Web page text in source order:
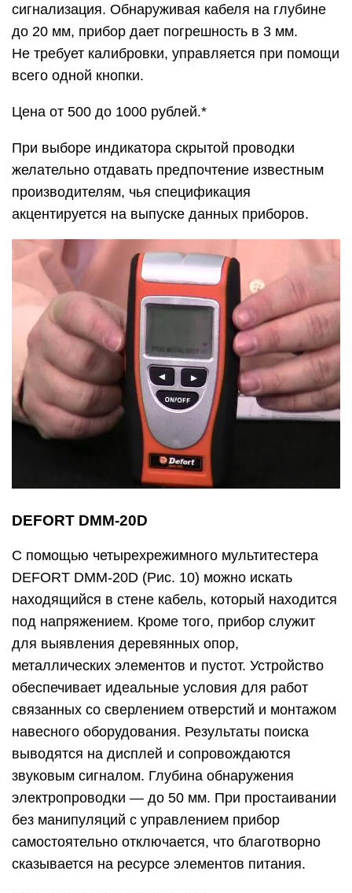
сигнализация. Обнаруживая кабеля на глубине
до 20 мм, прибор дает погрешность в 3 мм.
Не требует калибровки, управляется при помощи
всего одной кнопки.
Цена от 500 до 1000 рублей.*
При выборе индикатора скрытой проводки
желательно отдавать предпочтение известным
производителям, чья спецификация
акцентируется на выпуске данных приборов.
DEFORT DMM-20D
С помощью четырехрежимного мультитестера
DEFORT DMM-20D (Рис. 10) можно искать
находящийся в стене кабель, который находится
под напряжением. Кроме того, прибор служит
для выявления деревянных опор,
металлических элементов и пустот. Устройство
обеспечивает идеальные условия для работ
связанных со сверлением отверстий и монтажом
навесного оборудования. Результаты поиска
выводятся на дисплей и сопровождаются
звуковым сигналом. Глубина обнаружения
электропроводки — до 50 мм. При простаивании
без манипуляций с управлением прибор
самостоятельно отключается, что благотворно
сказывается на ресурсе элементов питания.